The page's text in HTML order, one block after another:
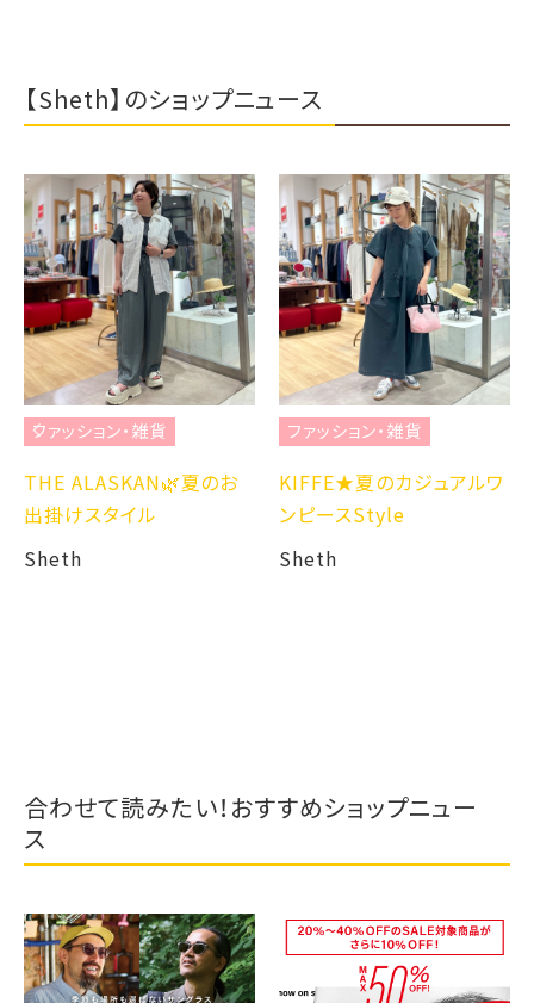
【Sheth】のショップニュース
ファッション・雑貨
THE ALASKAN🌿夏のお
出掛けスタイル
Sheth
ファッション・雑貨
KIFFE★夏のカジュアルワ
ンピースStyle
Sheth
合わせて読みたい！おすすめショップニュー
ス